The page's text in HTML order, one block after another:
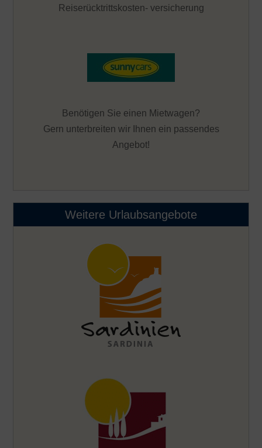
Reiserücktrittskosten- versicherung
Benötigen Sie einen Mietwagen?
Gern unterbreiten wir Ihnen ein passendes
Angebot!
Weitere Urlaubsangebote